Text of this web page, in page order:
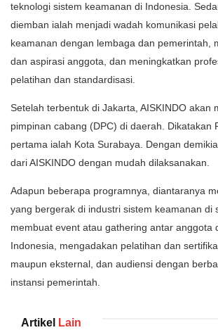
teknologi sistem keamanan di Indonesia.
diemban ialah menjadi wadah komunikasi
keamanan dengan lembaga dan pemerintah,
dan aspirasi anggota, dan meningkatkan
pelatihan dan standardisasi.
Setelah terbentuk di Jakarta, AISKINDO akan
pimpinan cabang (DPC) di daerah. Dikatakan
pertama ialah Kota Surabaya. Dengan
dari AISKINDO dengan mudah dilaksanakan.
Adapun beberapa programnya, diantaranya
yang bergerak di industri sistem keamanan di
membuat event atau gathering antar anggota
Indonesia, mengadakan pelatihan dan
maupun eksternal, dan audiensi dengan
instansi pemerintah.
Artikel Lain